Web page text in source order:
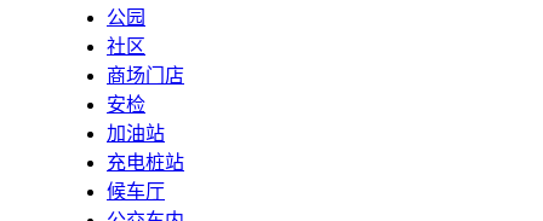
公园
社区
商场门店
安检
加油站
充电桩站
候车厅